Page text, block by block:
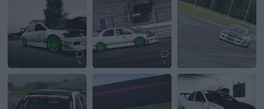
5 1